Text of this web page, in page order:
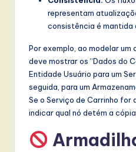
representam
consistência é mantida
Por exemplo, ao modelar um
deve mostrar os “Dados do
Entidade Usuário para um
seguida, para um
Se o Serviço de Carrinho for
indicar qual nó detém a